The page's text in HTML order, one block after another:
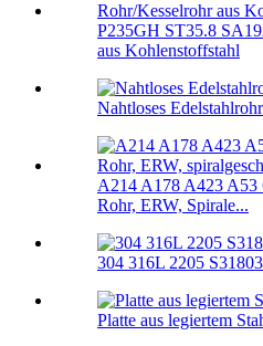
P235GH ST35.8
aus Kohlenstoffstahl
Nahtloses
A214 A178 A423 A53
Rohr, ERW, Spirale...
304 316L 2205
Platte aus legiertem